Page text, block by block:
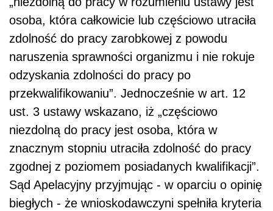
osoba, która całkowicie lub częściowo utraciła
zdolność do pracy zarobkowej z powodu
naruszenia sprawności organizmu i nie rokuje
odzyskania zdolności do pracy po
przekwalifikowaniu”. Jednocześnie w art. 12
ust. 3 ustawy wskazano, iż „częściowo
niezdolną do pracy jest osoba, która w
znacznym stopniu utraciła zdolność do pracy
zgodnej z poziomem posiadanych kwalifikacji”.
Sąd Apelacyjny przyjmując - w oparciu o opinię
biegłych - że wnioskodawczyni spełniła kryteria